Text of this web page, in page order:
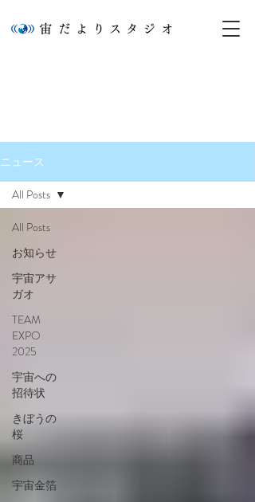
ニュース
All Posts
お知らせ
宇宙アサ
ガオ
TEAM
EXPO
2025
宇宙への
招待状
きぼうの
桜
商品
宇宙金箔
All Posts